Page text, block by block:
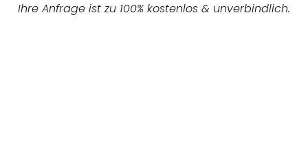
Ihre Anfrage ist zu 100% kostenlos & unverbindlich.